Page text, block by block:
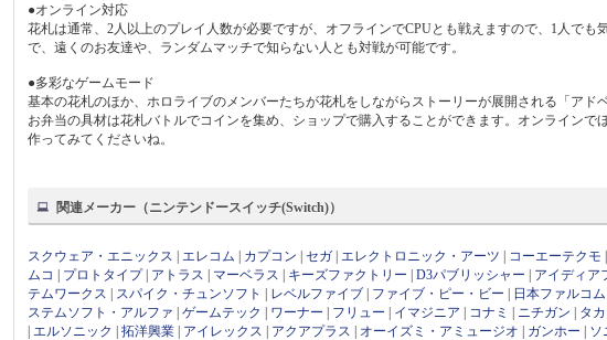
●オンライン対応
花札は通常、2人以上のプレイ人数が必要ですが、オフラインでCPUとも戦えますので、1人で
で、遠くのお友達や、ランダムマッチで知らない人とも対戦が可能です。
●多彩なゲームモード
基本の花札のほか、ホロライブのメンバーたちが花札をしながらストーリーが展開される「ア
お弁当の具材は花札バトルでコインを集め、ショップで購入することができます。オンライン
作ってみてくださいね。
関連メーカー（ニンテンドースイッチ(Switch)）
スクウェア・エニックス エレコム カプコン |セガ エレクトロニック・アーツ コーエーテクモ
ムコ
プロトタイプ| アトラス マーベラス キーズファクトリー |D3パブリッシャー アイディア
テムワークス
スパイク・チュンソフト レベルファイブ ファイブ・ピー・ビー 日本ファルコム
ステムソフト・アルファ |ゲームテック ワーナー フリュー イマジニア コナミ ニチガン タ
エルソニック |拓洋興業 アイレックス アクアプラス オーイズミ・アミュージオ ガンホー ソ